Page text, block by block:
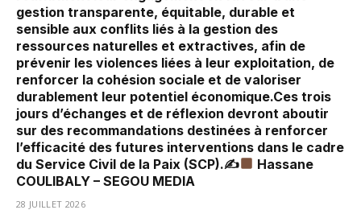
gestion transparente, équitable, durable et
sensible aux conflits liés à la gestion des
ressources naturelles et extractives, afin de
prévenir les violences liées à leur exploitation, de
renforcer la cohésion sociale et de valoriser
durablement leur potentiel économique.Ces trois
jours d’échanges et de réflexion devront aboutir
sur des recommandations destinées à renforcer
l’efficacité des futures interventions dans le cadre
du Service Civil de la Paix (SCP).✍
Hassane
COULIBALY – SEGOU MEDIA
28 JUILLET 2026